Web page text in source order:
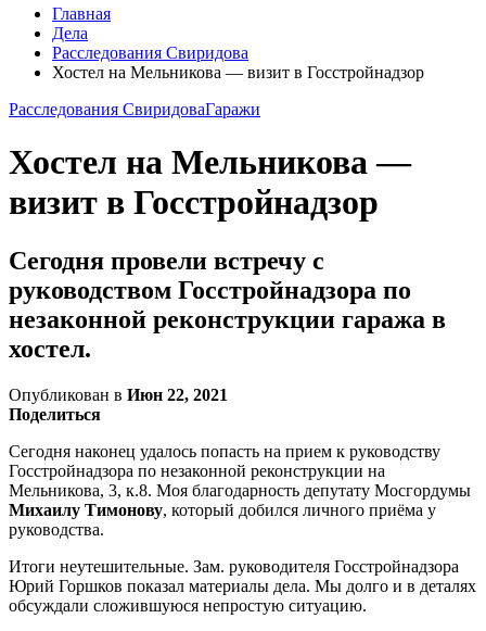
Главная
Дела
Расследования Свиридова
Хостел на Мельникова — визит в Госстройнадзор
Расследования СвиридоваГаражи
Хостел на Мельникова —
визит в Госстройнадзор
Сегодня провели встречу с
руководством Госстройнадзора по
незаконной реконструкции гаража в
хостел.
Опубликован в Июн 22, 2021
Поделиться
Сегодня наконец удалось попасть на прием к руководству
Госстройнадзора по незаконной реконструкции на
Мельникова, 3, к.8. Моя благодарность депутату Мосгордумы
Михаилу Тимонову, который добился личного приёма у
руководства.
Итоги неутешительные. Зам. руководителя Госстройнадзора
Юрий Горшков показал материалы дела. Мы долго и в деталях
обсуждали сложившуюся непростую ситуацию.